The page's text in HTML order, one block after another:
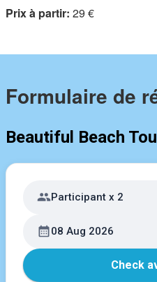
Prix ​​à partir: 29 €
Formulaire de
Beautiful Beach
Participant x 2
08 Aug 2026
Check